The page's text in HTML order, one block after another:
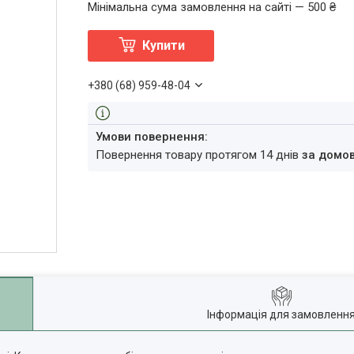
Мінімальна сума замовлення на сайті — 500 ₴
Купити
+380 (68) 959-48-04
повернення товару протягом 14 днівза
Інформація для замовлення